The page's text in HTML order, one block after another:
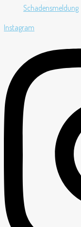
Schadensmeldung
Instagram